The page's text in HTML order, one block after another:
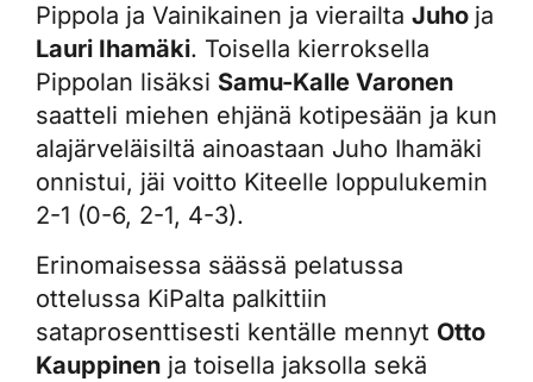
Pippola ja Vainikainen ja vierailta Juho ja
Lauri Ihamäki. Toisella kierroksella
Pippolan lisäksi Samu-Kalle Varonen
saatteli miehen ehjänä kotipesään ja kun
alajärveläisiltä ainoastaan Juho Ihamäki
onnistui, jäi voitto Kiteelle loppulukemin
2-1 (0-6, 2-1, 4-3).
Erinomaisessa säässä pelatussa
ottelussa KiPalta palkittiin
sataprosenttisesti kentälle mennyt Otto
Kauppinen ja toisella jaksolla sekä